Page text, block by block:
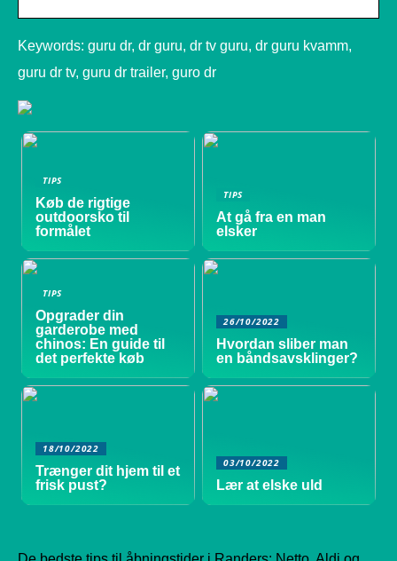
Keywords: guru dr, dr guru, dr tv guru, dr guru kvamm,
guru dr tv, guru dr trailer, guro dr
TIPS
Køb de rigtige
outdoorsko til
formålet
TIPS
At gå fra en man
elsker
TIPS
Opgrader din
garderobe med
chinos: En guide til
det perfekte køb
26/10/2022
Hvordan sliber man
en båndsavsklinger?
18/10/2022
Trænger dit hjem til et
frisk pust?
03/10/2022
Lær at elske uld